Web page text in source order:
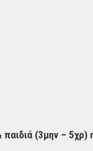
παιδιά (3μην –